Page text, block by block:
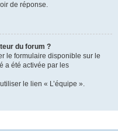
de réponse.
du forum ?
le formulaire disponible sur le
a été activée par les
le lien « L’équipe ».